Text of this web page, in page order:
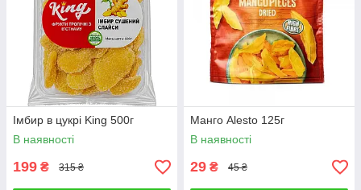
Імбир в цукрі King 500г
В наявності
199 ₴ 315 ₴
Манго Alesto 125г
В наявності
29 ₴ 45 ₴